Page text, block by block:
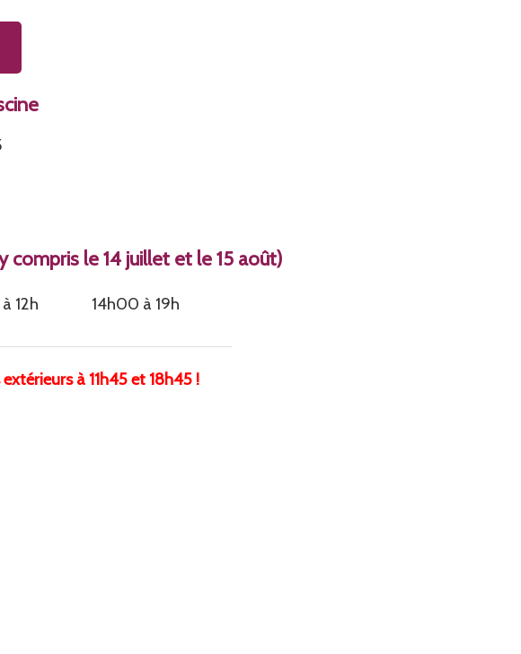
compris le 14 juillet et le 15 août)
12h 14h00 à 19h
à 11h45 et 18h45 !